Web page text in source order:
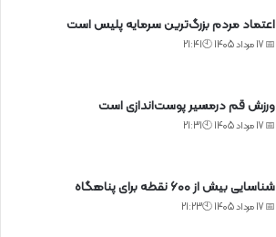
اعتماد مردم بزرگ‌ترین سرمایه پلیس است
📅 17 مرداد 1405 🕙21:41
ورزش قم درمسیر پوست‌اندازی است
📅 17 مرداد 1405 🕙21:31
شناسایی بیش از ۶۰۰ نقطه برای پناهگاه
📅 17 مرداد 1405 🕙21:23